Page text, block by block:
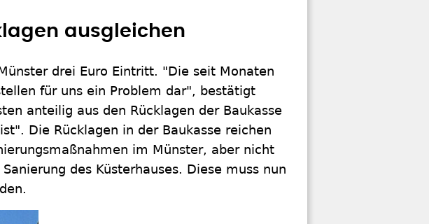
ausgleichen
drei Euro Eintritt. "Die seit Monaten
für uns ein Problem dar", bestätigt
anteilig aus den Rücklagen der Baukasse
Die Rücklagen in der Baukasse reichen
im Münster, aber nicht
des Küsterhauses. Diese muss nun